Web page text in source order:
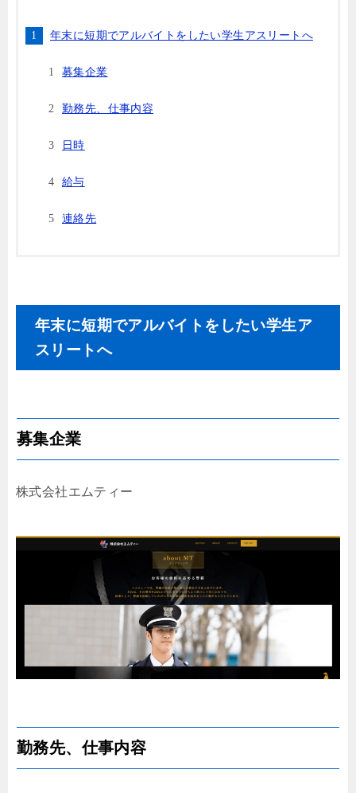
年末に短期でアルバイトをしたい学生アスリートへ
募集企業
勤務先、仕事内容
日時
給与
連絡先
年末に短期でアルバイトをしたい学生ア
スリートへ
募集企業
株式会社エムティー
勤務先、仕事内容